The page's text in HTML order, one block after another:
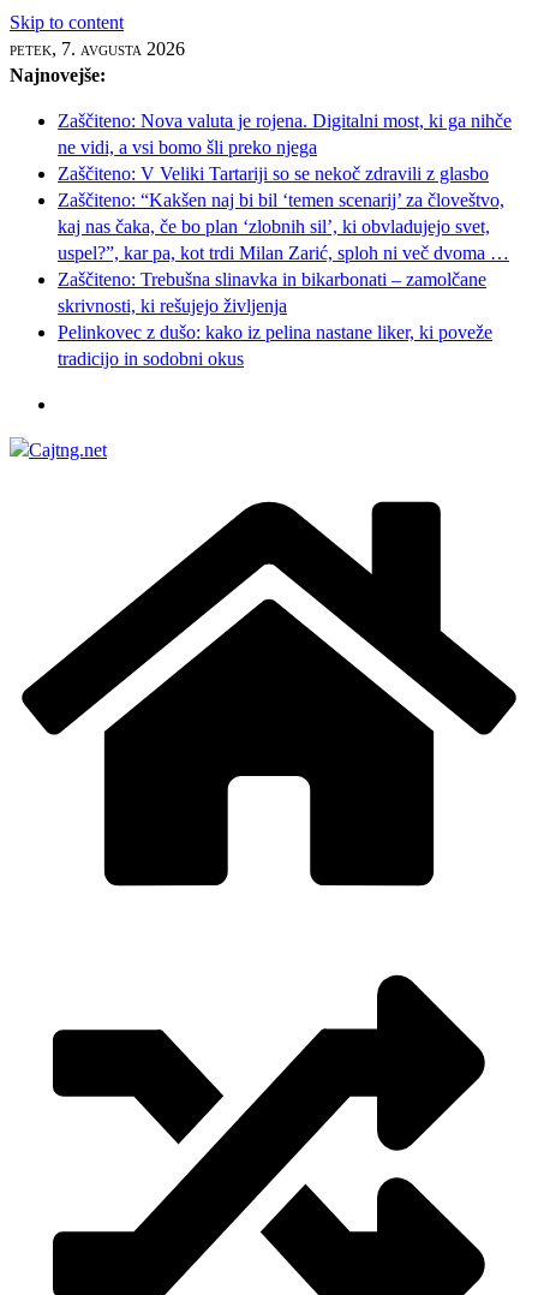
Skip to content
petek, 7. avgusta 2026
Najnovejše:
Zaščiteno: Nova valuta je rojena. Digitalni most, ki ga nihče
ne vidi, a vsi bomo šli preko njega
Zaščiteno: V Veliki Tartariji so se nekoč zdravili z glasbo
Zaščiteno: “Kakšen naj bi bil ‘temen scenarij’ za človeštvo,
kaj nas čaka, če bo plan ‘zlobnih sil’, ki obvladujejo svet,
uspel?”, kar pa, kot trdi Milan Zarić, sploh ni več dvoma …
Zaščiteno: Trebušna slinavka in bikarbonati – zamolčane
skrivnosti, ki rešujejo življenja
Pelinkovec z dušo: kako iz pelina nastane liker, ki poveže
tradicijo in sodobni okus